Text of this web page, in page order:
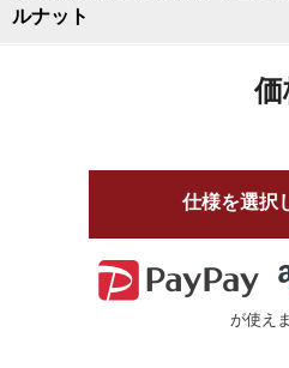
ルナット
価
仕様を選択
が使え